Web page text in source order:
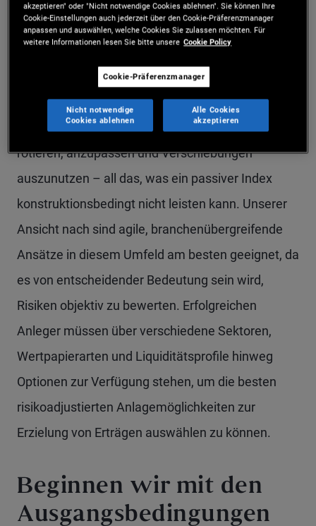
Risiken ungleich verteilt – wodurch es in
verschiedenen Ländern, Sektoren und
Um diese Verteilung zu managen, ist Flexibilität
erforderlich: die Fähigkeit, einzelne Wertpapiere zu
rotieren, anzupassen und Verschiebungen
auszunutzen – all das, was ein passiver Index
konstruktionsbedingt nicht leisten kann. Unserer
Ansicht nach sind agile, branchenübergreifende
Ansätze in diesem Umfeld am besten geeignet, da
es von entscheidender Bedeutung sein wird,
Risiken objektiv zu bewerten. Erfolgreichen
Anleger müssen über verschiedene Sektoren,
Wertpapierarten und Liquiditätsprofile hinweg
Optionen zur Verfügung stehen, um die besten
risikoadjustierten Anlagemöglichkeiten zur
Erzielung von Erträgen auswählen zu können.
Beginnen wir mit den
Ausgangsbedingungen
akzeptieren" oder "Nicht notwendige Cookies ablehnen". Sie können Ihre
Cookie-Einstellungen auch jederzeit über den Cookie-Präferenzmanager
anpassen und auswählen, welche Cookies Sie zulassen möchten. Für
weitere Informationen lesen Sie bitte unsere Cookie Policy
Cookie-Präferenzmanager
Nicht notwendige
Cookies ablehnen
Alle Cookies
akzeptieren